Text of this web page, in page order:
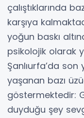
çalıştıklarında
karşıya
yoğun baskı
psikolojik olarak
Şanlıurfa’da
yaşanan bazı
göstermektedir:
duyduğu şey